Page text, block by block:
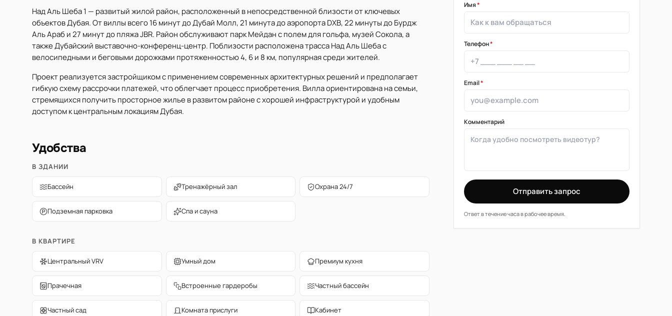
Над Аль Шеба 1 — развитый жилой район, расположенный в непосредственной близости от ключевых
объектов Дубая. От виллы всего 16 минут до Дубай Молл, 21 минута до аэропорта DXB, 22 минуты до Бурдж
Аль Араб и 27 минут до пляжа JBR. Район обслуживают парк Мейдан с полем для гольфа, музей Сокола, а
также Дубайский выставочно-конференц-центр. Поблизости расположена трасса Над Аль Шеба с
велосипедными и беговыми дорожками протяженностью 4, 6 и 8 км, популярная среди жителей.
Проект реализуется застройщиком с применением современных архитектурных решений и предполагает
гибкую схему рассрочки платежей, что облегчает процесс приобретения. Вилла ориентирована на семьи,
стремящихся получить просторное жилье в развитом районе с хорошей инфраструктурой и удобным
доступом к центральным локациям Дубая.
Удобства
В ЗДАНИИ
Бассейн Тренажёрный зал Охрана 24/7
Подземная парковка Спа и сауна
В КВАРТИРЕ
Центральный VRV Умный дом Премиум кухня
Прачечная Встроенные гардеробы Частный бассейн
Частный сад Комната прислуги Кабинет
Имя*
Телефон*
Email*
Комментарий
Отправить запрос
Ответ в течение часа в рабочее время.